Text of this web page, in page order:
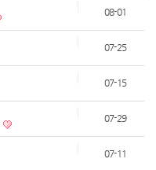
08-01
07-25
07-15
07-29
07-11